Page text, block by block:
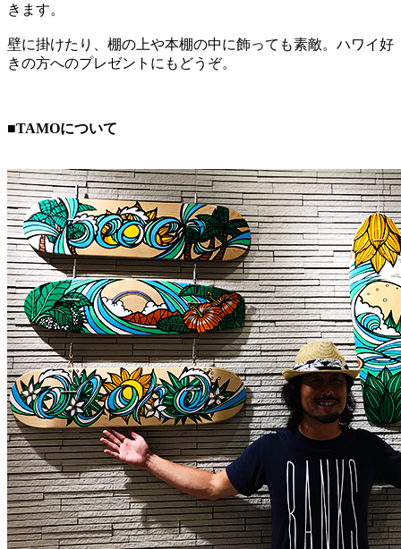
きます。
壁に掛けたり、棚の上や本棚の中に飾っても素敵。ハワイ好
きの方へのプレゼントにもどうぞ。
■TAMOについて